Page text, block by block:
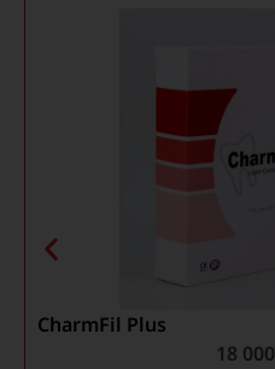
CharmFil Plus
18 000